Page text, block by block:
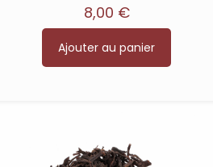
5.00
sur 5
8,00 €
Ajouter au panier